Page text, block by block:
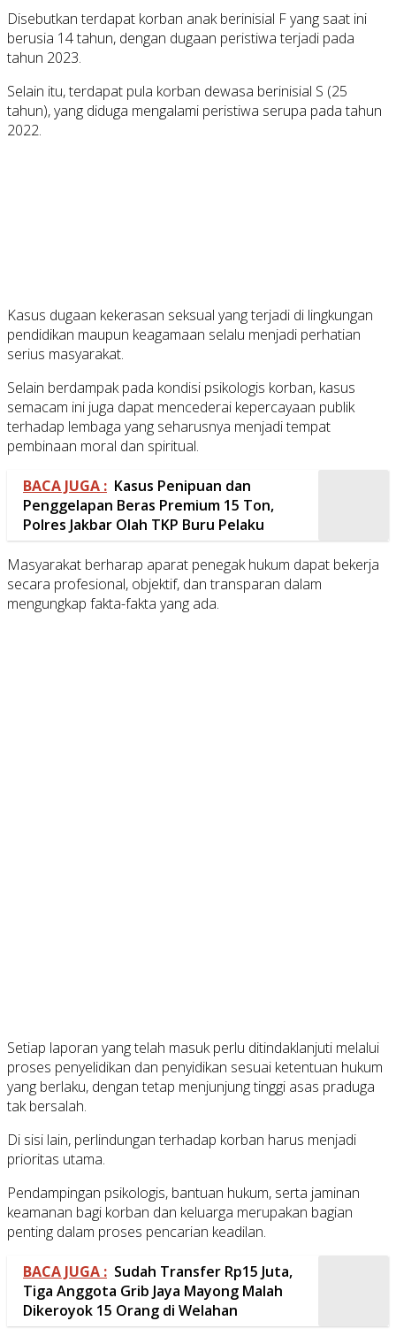
Disebutkan terdapat korban anak berinisial F yang saat ini
berusia 14 tahun, dengan dugaan peristiwa terjadi pada
tahun 2023.
Selain itu, terdapat pula korban dewasa berinisial S (25
tahun), yang diduga mengalami peristiwa serupa pada tahun
2022.
Kasus dugaan kekerasan seksual yang terjadi di lingkungan
pendidikan maupun keagamaan selalu menjadi perhatian
serius masyarakat.
Selain berdampak pada kondisi psikologis korban, kasus
semacam ini juga dapat mencederai kepercayaan publik
terhadap lembaga yang seharusnya menjadi tempat
pembinaan moral dan spiritual.
BACA JUGA : Kasus Penipuan dan
Penggelapan Beras Premium 15 Ton,
Polres Jakbar Olah TKP Buru Pelaku
Masyarakat berharap aparat penegak hukum dapat bekerja
secara profesional, objektif, dan transparan dalam
mengungkap fakta-fakta yang ada.
Setiap laporan yang telah masuk perlu ditindaklanjuti melalui
proses penyelidikan dan penyidikan sesuai ketentuan hukum
yang berlaku, dengan tetap menjunjung tinggi asas praduga
tak bersalah.
Di sisi lain, perlindungan terhadap korban harus menjadi
prioritas utama.
Pendampingan psikologis, bantuan hukum, serta jaminan
keamanan bagi korban dan keluarga merupakan bagian
penting dalam proses pencarian keadilan.
BACA JUGA : Sudah Transfer Rp15 Juta,
Tiga Anggota Grib Jaya Mayong Malah
Dikeroyok 15 Orang di Welahan